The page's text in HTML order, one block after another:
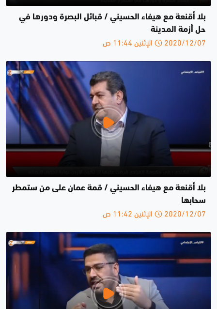
بلا أقنعة مع هيفاء الحسيني / قبائل البصرة ودورها في
حل أزمة المدينة
2020/12/07 الإثنين 11:44 ص
بلا أقنعة مع هيفاء الحسيني / قمة عمان على من ستمطر
سحابها
2020/12/07 الإثنين 11:42 ص